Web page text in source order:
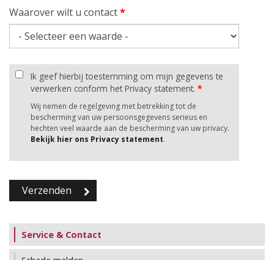
Waarover wilt u contact*
Ik geef hierbij toestemming om mijn gegevens te
verwerken conform het Privacy statement. *
Wij nemen de regelgeving met betrekking tot de
bescherming van uw persoonsgegevens serieus en
hechten veel waarde aan de bescherming van uw privacy.
Bekijk hier ons Privacy statement.
Service & Contact